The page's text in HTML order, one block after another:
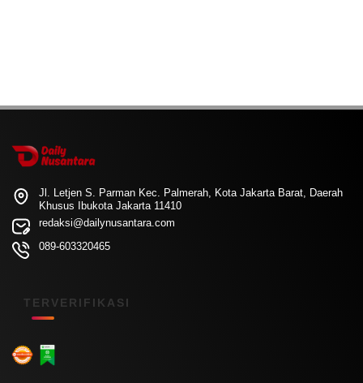
Jl. Letjen S. Parman Kec. Palmerah, Kota Jakarta Barat, Daerah
Khusus Ibukota Jakarta 11410
redaksi@dailynusantara.com
089-603320465
TERVERIFIKASI